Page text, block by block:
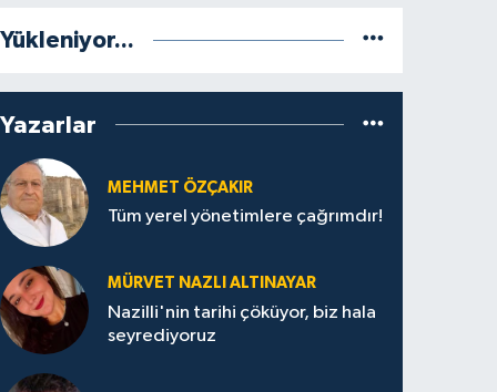
Yükleniyor...
Yazarlar
MEHMET ÖZÇAKIR
Tüm yerel yönetimlere çağrımdır!
MÜRVET NAZLI ALTINAYAR
Nazilli'nin tarihi çöküyor, biz hala
seyrediyoruz